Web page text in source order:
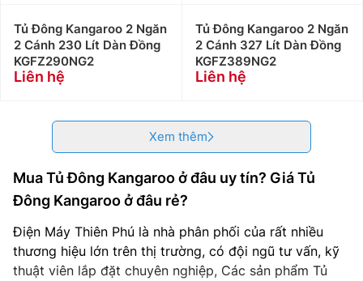
Tủ Đông Kangaroo 2 Ngăn
2 Cánh 230 Lít Dàn Đồng
KGFZ290NG2
Liên hệ
Tủ Đông Kangaroo 2 Ngăn
2 Cánh 327 Lít Dàn Đồng
KGFZ389NG2
Liên hệ
Xem thêm
Mua Tủ Đông Kangaroo ở đâu uy tín? Giá Tủ
Đông Kangaroo ở đâu rẻ?
Điện Máy Thiên Phú là nhà phân phối của rất nhiều
thương hiệu lớn trên thị trường, có đội ngũ tư vấn, kỹ
thuật viên lắp đặt chuyên nghiệp, Các sản phẩm Tủ